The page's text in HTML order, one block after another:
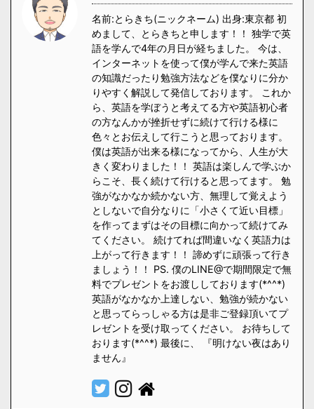
名前:とらきち(ニックネーム) 出身:東京都 初
めまして、とらきちと申します！！ 独学で英
語を学んで4年の月日が経ちました。 今は、
インターネットを使って僕が学んで来た英語
の知識だったり勉強方法などを僕なりに分か
りやすく解説して発信しております。 これか
ら、英語を学ぼうと考えてる方や英語初心者
の方なんかが挫折せずに続けて行ける様に
色々とお伝えして行こうと思っております。
僕は英語が出来る様になってから、人生が大
きく変わりました！！ 英語は楽しんで学ぶか
らこそ、長く続けて行けると思ってます。 勉
強がなかなか続かない方、無理して覚えよう
としないで自分なりに「小さくて近い目標」
を作ってまずはその目標に向かって続けてみ
てください。 続けてれば間違いなく英語力は
上がって行きます！！ 諦めずに頑張って行き
ましょう！！ PS. 僕のLINE@で期間限定で無
料でプレゼントをお渡ししております(*^^*)
英語がなかなか上達しない、勉強が続かない
と思ってらっしゃる方は是非ご登録頂いてプ
レゼントを受け取ってください。 お待ちして
おります(*^^*) 最後に、 『明けない夜はあり
ません』